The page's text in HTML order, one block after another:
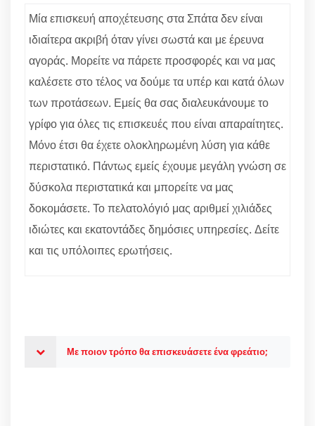
Μία επισκευή αποχέτευσης στα Σπάτα δεν είναι
ιδιαίτερα ακριβή όταν γίνει σωστά και με έρευνα
αγοράς. Μορείτε να πάρετε προσφορές και να μας
καλέσετε στο τέλος να δούμε τα υπέρ και κατά όλων
των προτάσεων. Εμείς θα σας διαλευκάνουμε το
γρίφο για όλες τις επισκευές που είναι απαραίτητες.
Μόνο έτσι θα έχετε ολοκληρωμένη λύση για κάθε
περιστατικό. Πάντως εμείς έχουμε μεγάλη γνώση σε
δύσκολα περιστατικά και μπορείτε να μας
δοκομάσετε. Το πελατολόγιό μας αριθμεί χιλιάδες
ιδιώτες και εκατοντάδες δημόσιες υπηρεσίες. Δείτε
και τις υπόλοιπες ερωτήσεις.
Με ποιον τρόπο θα επισκευάσετε ένα φρεάτιο;